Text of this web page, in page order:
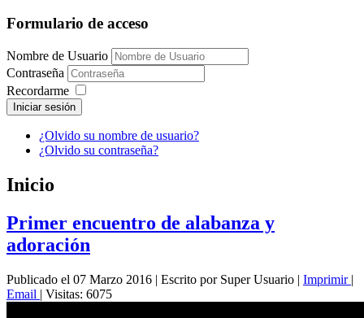
Formulario de acceso
Nombre de Usuario
Contraseña
Recordarme
Iniciar sesión
¿Olvido su nombre de usuario?
¿Olvido su contraseña?
Inicio
Primer encuentro de alabanza y
adoración
Publicado el 07 Marzo 2016 | Escrito por Super Usuario | Imprimir |
Email | Visitas: 6075